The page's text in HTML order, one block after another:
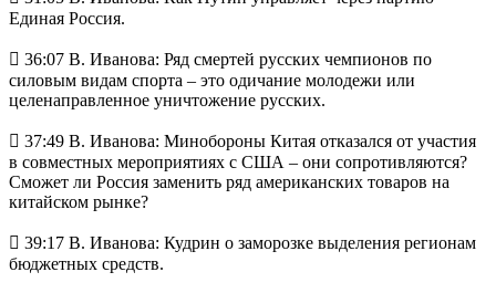
Единая Россия.
 36:07 В. Иванова: Ряд смертей русских чемпионов по
силовым видам спорта – это одичание молодежи или
целенаправленное уничтожение русских.
 37:49 В. Иванова: Минобороны Китая отказался от участия
в совместных мероприятиях с США – они сопротивляются?
Сможет ли Россия заменить ряд американских товаров на
китайском рынке?
 39:17 В. Иванова: Кудрин о заморозке выделения регионам
бюджетных средств.